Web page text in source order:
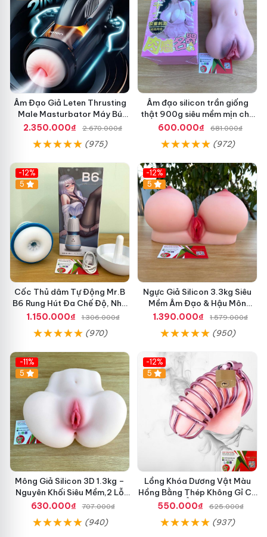
Âm Đạo Giả Leten Thrusting
Male Masturbator Máy Bú
Mút Tự Động Siêu Thật
2.350.000₫ 2.670.000₫
(975)
Âm đạo silicon trần giống
thật 900g siêu mềm mịn cho
nam tư sướng
600.000₫ 681.000₫
(972)
-12%
5
Cốc Thủ dâm Tự Động Mr.B
B6 Rung Hút Đa Chế Độ, Nhỏ
Gọn Tiện Dùng
1.150.000₫ 1.306.000₫
(970)
-12%
5
Ngực Giả Silicon 3.3kg Siêu
Mềm Âm Đạo & Hậu Môn
Chân Thật Cho Nam
1.390.000₫ 1.579.000₫
(950)
-11%
5
Mông Giả Silicon 3D 1.3kg –
Nguyên Khối Siêu Mềm,2 Lỗ
Cực Phê Tư Thế Nằm Ngửa
630.000₫ 707.000₫
(940)
-12%
5
Lồng Khóa Dương Vật Màu
Hồng Bằng Thép Không Gỉ Có
Ổ Khóa
550.000₫ 625.000₫
(937)